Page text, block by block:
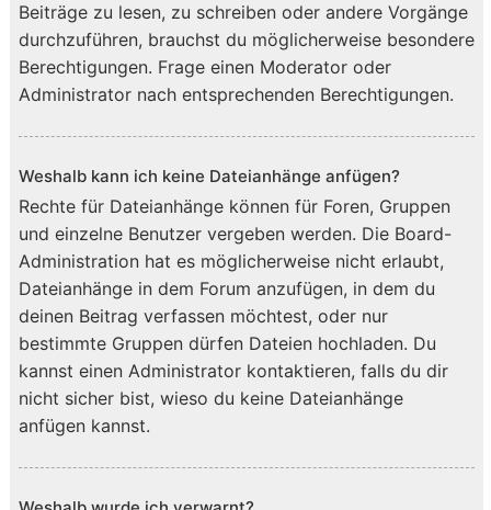
Beiträge zu lesen, zu schreiben oder andere Vorgänge
durchzuführen, brauchst du möglicherweise besondere
Berechtigungen. Frage einen Moderator oder
Administrator nach entsprechenden Berechtigungen.
Weshalb kann ich keine Dateianhänge anfügen?
Rechte für Dateianhänge können für Foren, Gruppen
und einzelne Benutzer vergeben werden. Die Board-
Administration hat es möglicherweise nicht erlaubt,
Dateianhänge in dem Forum anzufügen, in dem du
deinen Beitrag verfassen möchtest, oder nur
bestimmte Gruppen dürfen Dateien hochladen. Du
kannst einen Administrator kontaktieren, falls du dir
nicht sicher bist, wieso du keine Dateianhänge
anfügen kannst.